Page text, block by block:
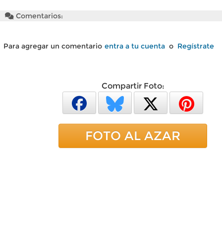
Comentarios:
Para agregar un comentario entra a tu cuenta o Regístrate
Compartir Foto:
FOTO AL AZAR